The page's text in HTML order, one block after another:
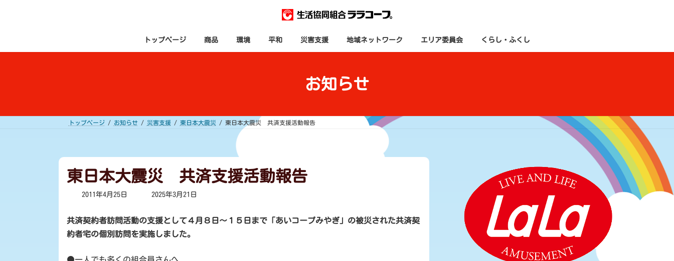
ス
ン
トップページ 商品 環境 平和 災害支援 地域ネットワーク エリア委員会 くらし・ふくし
お知らせ
トップページ お知らせ 災害支援 東日本大震災 東日本大震災 共済支援活動報告
東日本大震災 共済支援活動報告
2011年4月25日
最
日
時
:
2025年3月21日
共済契約者訪問活動の支援として４月８日〜１５日まで「あいコープみやぎ」の被災された共済契
約者宅の個別訪問を実施しました。
●一人でも多くの組合員さんへ